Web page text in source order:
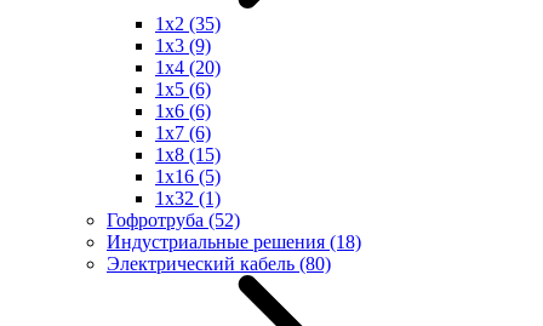
1x2 (35)
1x3 (9)
1x4 (20)
1x5 (6)
1x6 (6)
1x7 (6)
1x8 (15)
1x16 (5)
1x32 (1)
Гофротруба (52)
Индустриальные решения (18)
Электрический кабель (80)